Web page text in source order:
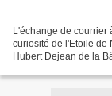
L'échange de courrier
curiosité de l'Etoile de
Hubert Dejean de la